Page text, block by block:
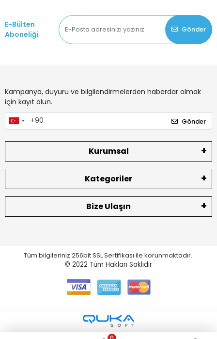
E-Bülten
Aboneliği
Gönder
Kampanya, duyuru ve bilgilendirmelerden haberdar olmak
için kayıt olun.
Gönder
Kurumsal
Kategoriler
Bize Ulaşın
Tüm bilgileriniz 256bit SSL Sertifikası ile korunmaktadır.
© 2022 Tüm Hakları Saklıdır